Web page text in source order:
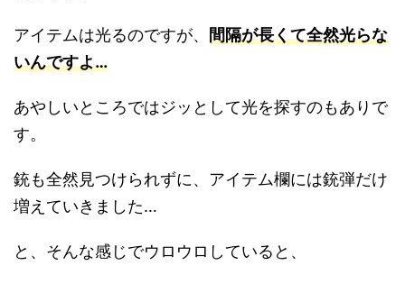
アイテムは光るのですが、 間隔が長くて全然光らな
いんですよ…
あやしいところではジッとして光を探すのもありで
す。
銃も全然見つけられずに、アイテム欄には銃弾だけ
増えていきました…
と、そんな感じでウロウロしていると、